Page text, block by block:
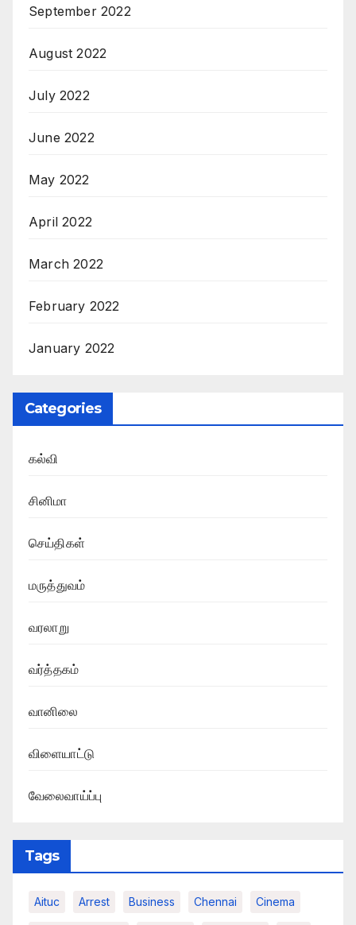
September 2022
August 2022
July 2022
June 2022
May 2022
April 2022
March 2022
February 2022
January 2022
Categories
கல்வி
சினிமா
செய்திகள்
மருத்துவம்
வரலாறு
வர்த்தகம்
வானிலை
விளையாட்டு
வேலைவாய்ப்பு
Tags
Aituc Arrest Business Chennai Cinema